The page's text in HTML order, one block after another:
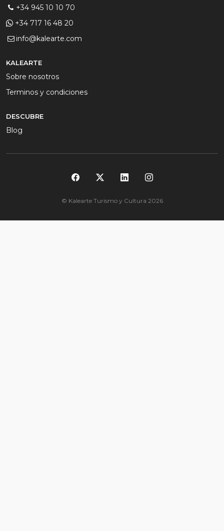
+34 945 10 10 70
+34 717 16 48 20
info@kalearte.com
KALEARTE
Sobre nosotros
Terminos y condiciones
DESCUBRE
Blog
© Kalearte Turismo y Cultura 2026